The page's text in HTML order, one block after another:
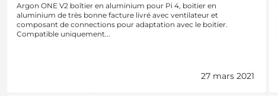
Argon ONE V2 boîtier en aluminium pour Pi 4, boitier en
aluminium de très bonne facture livré avec ventilateur et
composant de connections pour adaptation avec le boitier.
Compatible uniquement...
27 mars 2021